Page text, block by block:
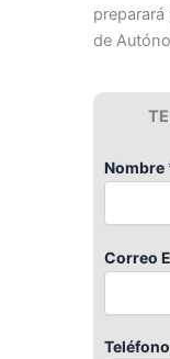
de
Nombre
Correo